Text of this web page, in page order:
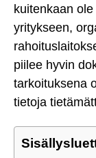
kuitenkaan
yritykseen,
piilee hyvin
tarkoituksena
tietoja